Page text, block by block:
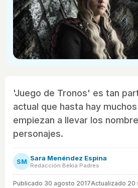
'Juego de Tronos' es tan
actual que hasta hay
empiezan a llevar los
personajes.
SM Sara Menéndez Espina
Redacción Bekia Padres
Publicado 30 agosto 2017Actualizado 20